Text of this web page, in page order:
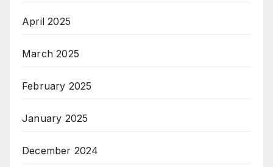
April 2025
March 2025
February 2025
January 2025
December 2024